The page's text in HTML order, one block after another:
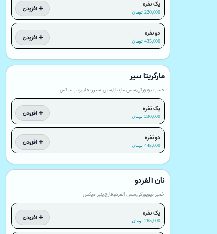
یک نفره
220,000 تومان ➕ افزودن
دو نفره
435,000 تومان ➕ افزودن
مارگریتا سیر
خمیر نیویورکی,سس مارینارا,سس سیر,ریحان,پنیر میکس
یک نفره
230,000 تومان ➕ افزودن
دو نفره
445,000 تومان ➕ افزودن
نان آلفردو
خمیر نیویورکی,سس آلفردو,قارچ,پنیر میکس
یک نفره
265,000 تومان ➕ افزودن